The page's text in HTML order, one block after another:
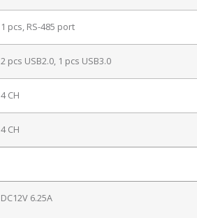
1 pcs, RS-485 port
2 pcs USB2.0, 1 pcs USB3.0
4 CH
4 CH
DC12V 6.25A